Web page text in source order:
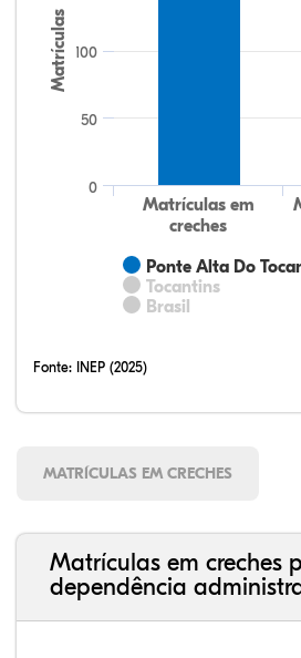
Matrículas
Ponte Alta Do
Tocantins
Brasil
Matrículas em
creches
0
50
100
Fonte: INEP (2025)
MATRÍCULAS EM CRECHES
Matrículas em creches
dependência